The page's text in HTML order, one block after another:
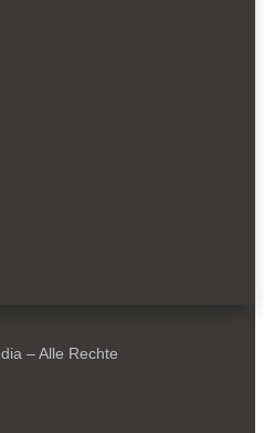
– Alle Rechte